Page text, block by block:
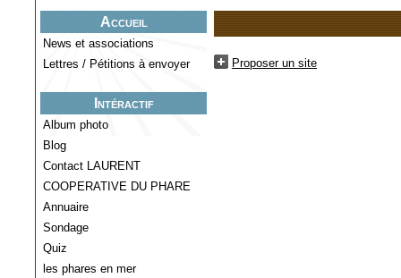
Accueil
News et associations
Lettres / Pétitions à envoyer
Intéractif
Album photo
Blog
Contact LAURENT
COOPERATIVE DU PHARE
Annuaire
Sondage
Quiz
les phares en mer
Proposer un site